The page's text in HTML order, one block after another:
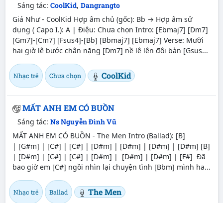
Sáng tác: CoolKid, Dangrangto
Giá Như - CoolKid Hợp âm chủ (gốc): Bb → Hợp âm sử
dụng ( Capo I.): A | Điệu: Chưa chọn Intro: [Ebmaj7] [Dm7]
[Gm7]-[Cm7] [Fsus4]-[Bb] [Bbmaj7] [Ebmaj7] Verse: Mười
hai giờ lê bước chân nặng [Dm7] nề lê lên đôi bàn [Gsus...
Nhạc trẻ Chưa chọn CoolKid
MẤT ANH EM CÓ BUỒN
Sáng tác: Ns Nguyễn Đình Vũ
MẤT ANH EM CÓ BUỒN - The Men Intro (Ballad): [B]
| [G#m] | [C#] | [C#] | [D#m] | [D#m] | [D#m] | [D#m] [B]
| [D#m] | [C#] | [C#] | [D#m] | [D#m] | [D#m] | [F#] Đã
bao giờ em [C#] ngồi nhìn lại chuyện tình [Bbm] mình ha...
Nhạc trẻ Ballad The Men